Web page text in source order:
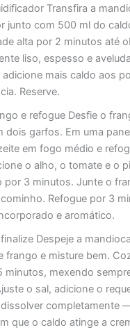
Transfira a
junto com 500 ml do
alta por 2 minutos até
liso, espesso e
adicione mais caldo aos
Reserve.
e refogue Desfie o
dois garfos. Em uma
em fogo médio e
o alho, o tomate e o
por 3 minutos. Junte o
Refogue por 3
e aromático.
Despeje a
frango e misture bem.
minutos, mexendo
o sal, adicione o
completamente
que o caldo atinge a